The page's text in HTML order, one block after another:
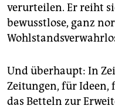
verurteilen. Er reiht
bewusstlose, ganz
Und überhaupt: In
Zeitungen, für Ideen,
das Betteln zur